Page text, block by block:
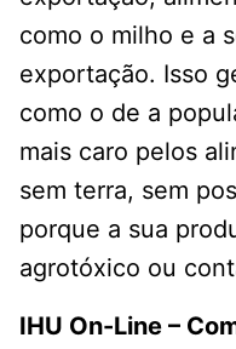
como o milho e a
exportação. Isso
como o de a
mais caro pelos
sem terra, sem
porque a sua
agrotóxico ou
IHU On-Line –